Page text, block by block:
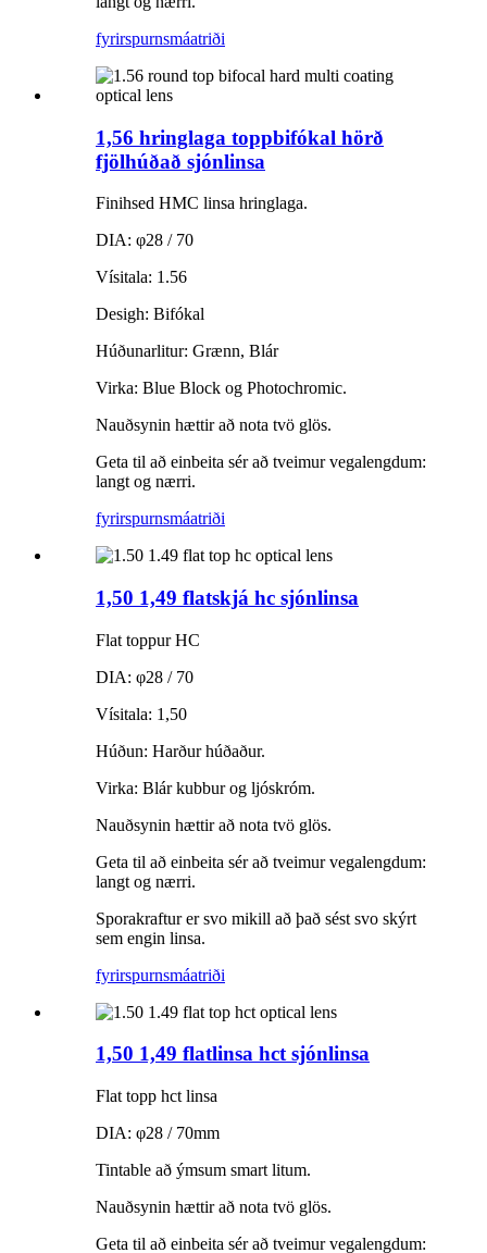
fyrirspurnsmáatriði
1,56 hringlaga toppbifókal hörð
fjölhúðað sjónlinsa
Finihsed HMC linsa hringlaga.
DIA: φ28 / 70
Vísitala: 1.56
Desigh: Bifókal
Húðunarlitur: Grænn, Blár
Virka: Blue Block og Photochromic.
Nauðsynin hættir að nota tvö glös.
Geta til að einbeita sér að tveimur vegalengdum:
langt og nærri.
fyrirspurnsmáatriði
1,50 1,49 flatskjá hc sjónlinsa
Flat toppur HC
DIA: φ28 / 70
Vísitala: 1,50
Húðun: Harður húðaður.
Virka: Blár kubbur og ljóskróm.
Nauðsynin hættir að nota tvö glös.
Geta til að einbeita sér að tveimur vegalengdum:
langt og nærri.
Sporakraftur er svo mikill að það sést svo skýrt
sem engin linsa.
fyrirspurnsmáatriði
1,50 1,49 flatlinsa hct sjónlinsa
Flat topp hct linsa
DIA: φ28 / 70mm
Tintable að ýmsum smart litum.
Nauðsynin hættir að nota tvö glös.
Geta til að einbeita sér að tveimur vegalengdum: